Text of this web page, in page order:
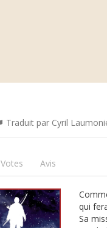
Traduit par Cyril
Votes Avis
qui
Sa